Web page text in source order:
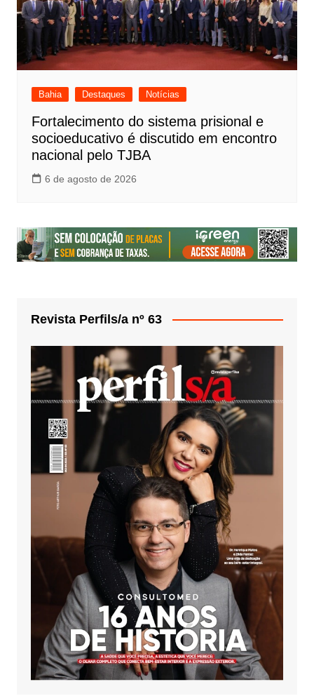
Bahia Destaques Notícias
Fortalecimento do sistema prisional e
socioeducativo é discutido em encontro
nacional pelo TJBA
6 de agosto de 2026
Revista Perfils/a nº 63